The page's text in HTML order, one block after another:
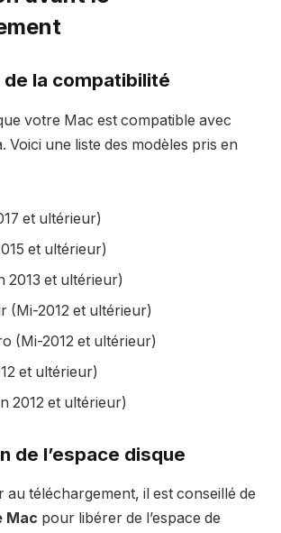
la compatibilité
votre Mac est compatible avec
Voici une liste des modèles pris en
et ultérieur)
et ultérieur)
2013 et ultérieur)
(Mi-2012 et ultérieur)
(Mi-2012 et ultérieur)
et ultérieur)
2012 et ultérieur)
de l’espace disque
au téléchargement, il est conseillé de
Mac pour libérer de l’espace de